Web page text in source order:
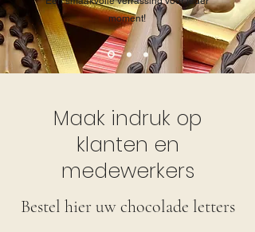
moment!
Maak indruk op
klanten en
medewerkers
Bestel hier uw chocolade letters